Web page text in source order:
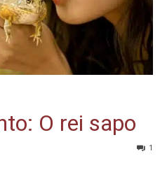
O rei sapo
1